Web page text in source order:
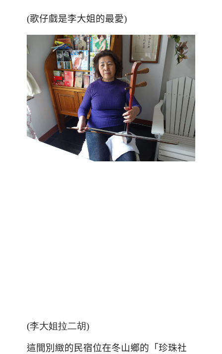
(歌仔戲是李大姐的最愛)
(李大姐拉二胡)
這間別緻的民宿位在冬山鄉的「珍珠社